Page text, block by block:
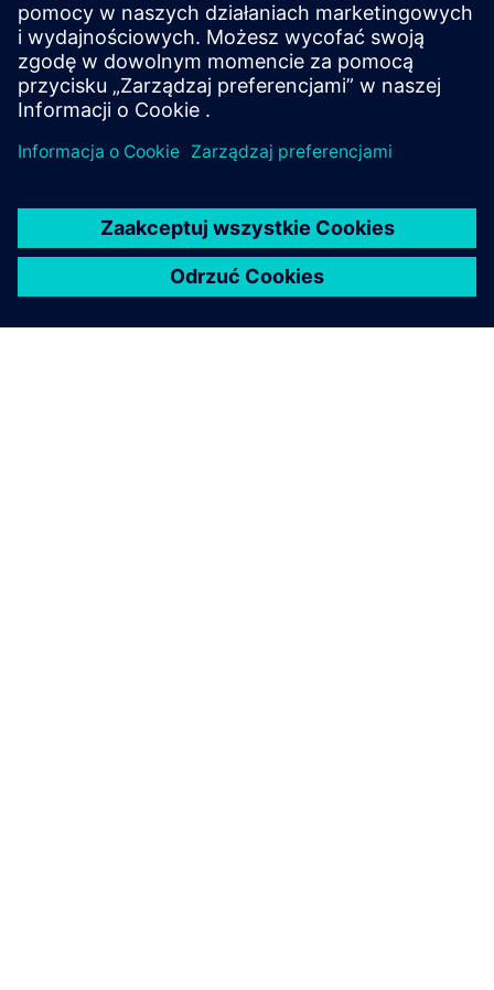
system can be easily installed inside the motor control
cabinet. Thus, it can monitor your critical assets remotel...
Dowiedz się więcej